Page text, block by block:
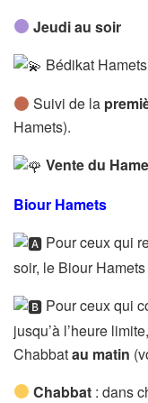
Jeudi au soir
Bédikat
Suivi de la
Hamets).
Vente du
Biour Hamets
️Pour ceux qui
soir, le Biour
️Pour ceux qui
jusqu’à l’heure
Chabbatau matin
Chabbat : dans